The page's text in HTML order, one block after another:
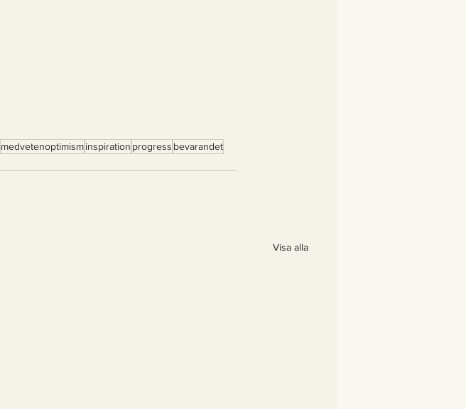
medvetenoptimisminspiration progress bevarandet
Visa alla